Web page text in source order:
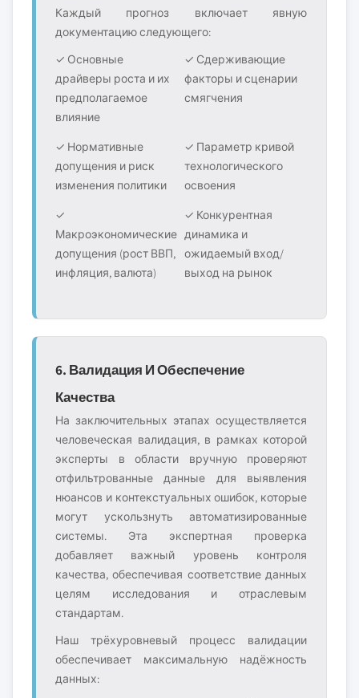
Каждый прогноз включает явную
документацию следующего:
✓ Основные
драйверы роста и их
предполагаемое
влияние
✓ Сдерживающие
факторы и сценарии
смягчения
✓ Нормативные
допущения и риск
изменения политики
✓ Параметр кривой
технологического
освоения
✓
Макроэкономические
допущения (рост ВВП,
инфляция, валюта)
✓ Конкурентная
динамика и
ожидаемый вход/
выход на рынок
6. Валидация И Обеспечение
Качества
На заключительных этапах осуществляется
человеческая валидация, в рамках которой
эксперты в области вручную проверяют
отфильтрованные данные для выявления
нюансов и контекстуальных ошибок, которые
могут ускользнуть автоматизированные
системы. Эта экспертная проверка
добавляет важный уровень контроля
качества, обеспечивая соответствие данных
целям исследования и отраслевым
стандартам.
Наш трёхуровневый процесс валидации
обеспечивает максимальную надёжность
данных: